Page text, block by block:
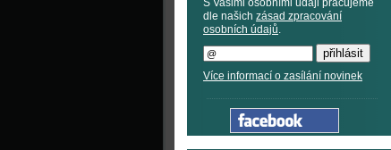
S Vašimi osobními údaji pracujeme
dle našich zásad zpracování
osobních údajů.
Více informací o zasílání novinek